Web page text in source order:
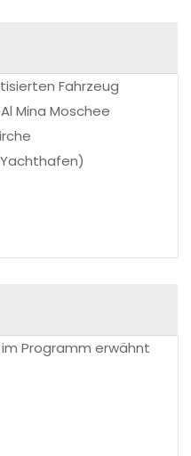
Fahrzeug
Mina Moschee
Programm erwähnt